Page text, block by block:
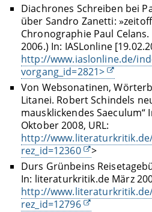
Diachrones Schreiben bei
über Sandro Zanetti:
Chronographie Paul
2006.) In: IASLonline
http://www.iaslonline.de/
vorgang_id=2821>
Von Websonatinen,
Litanei. Robert Schindels
mausklickendes
Oktober 2008, URL:
http://
rez_id=12360
>
Durs Grünbeins
In: literaturkritik.de März
http://
rez_id=12796